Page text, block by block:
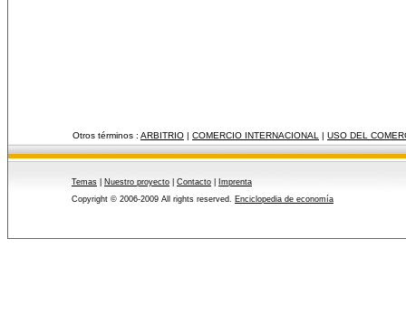
Otros términos : ARBITRIO | COMERCIO INTERNACIONAL | USO DEL
Temas Nuestro proyecto Contacto
Imprenta
Copyright © 2006-2009 All rights reserved. Enciclopedia de economía